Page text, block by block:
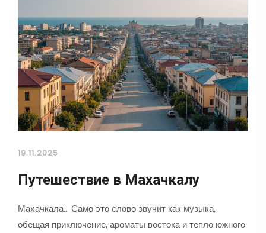
19.11.2025
Путешествие в Махачкалу
Махачкала... Само это слово звучит как музыка,
обещая приключение, ароматы востока и тепло южного